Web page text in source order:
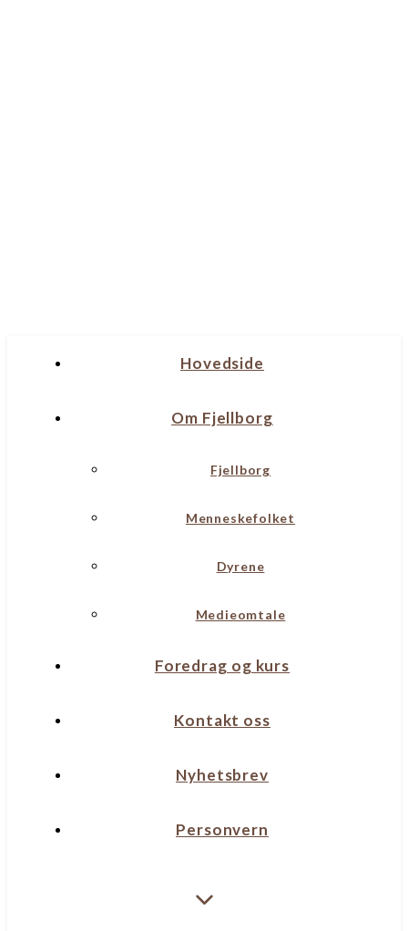
Hovedside
Om Fjellborg
Fjellborg
Menneskefolket
Dyrene
Medieomtale
Foredrag og kurs
Kontakt oss
Nyhetsbrev
Personvern